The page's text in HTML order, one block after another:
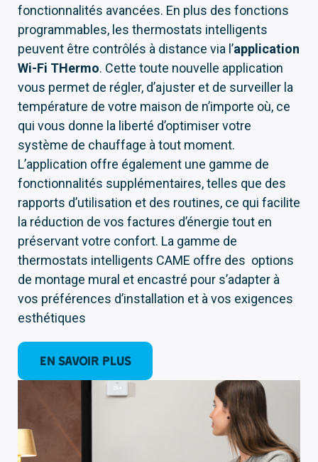
fonctionnalités avancées. En plus des fonctions
programmables, les thermostats intelligents
peuvent être contrôlés à distance via l’application
Wi-Fi THermo. Cette toute nouvelle application
vous permet de régler, d’ajuster et de surveiller la
température de votre maison de n’importe où, ce
qui vous donne la liberté d’optimiser votre
système de chauffage à tout moment.
L’application offre également une gamme de
fonctionnalités supplémentaires, telles que des
rapports d’utilisation et des routines, ce qui facilite
la réduction de vos factures d’énergie tout en
préservant votre confort. La gamme de
thermostats intelligents CAME offre des options
de montage mural et encastré pour s’adapter à
vos préférences d’installation et à vos exigences
esthétiques
EN SAVOIR PLUS